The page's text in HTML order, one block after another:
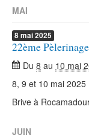
Agenda diocésain
Je donne
Annuaire/
MAI
8mai2025
22ème
Du 8 au 10 mai
8, 9 et 10 mai 2025
Brive à
JUIN